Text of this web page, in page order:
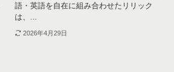
語・英語を自在に組み合わせたリリック
は、...
2026年4月29日